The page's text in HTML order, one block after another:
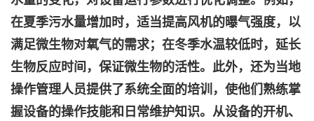
在夏季污水量增加时，适当提高风机的曝气强度，以
满足微生物对氧气的需求；在冬季水温较低时，延长
生物反应时间，保证微生物的活性。此外，还为当地
操作管理人员提供了系统全面的培训，使他们熟练掌
握设备的操作技能和日常维护知识。从设备的开机、